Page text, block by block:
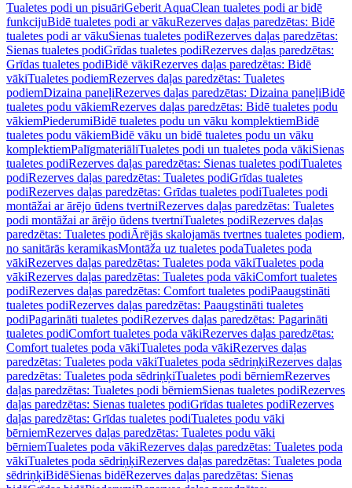
Tualetes podi un pisuāriGeberit AquaClean tualetes podi ar bidē
funkcijuBidē tualetes podi ar vākuRezerves daļas paredzētas: Bidē
tualetes podi ar vākuSienas tualetes podiRezerves daļas paredzētas:
Sienas tualetes podiGrīdas tualetes podiRezerves daļas paredzētas:
Grīdas tualetes podiBidē vākiRezerves daļas paredzētas: Bidē
vākiTualetes podiemRezerves daļas paredzētas: Tualetes
podiemDizaina paneļiRezerves daļas paredzētas: Dizaina paneļiBidē
tualetes podu vākiemRezerves daļas paredzētas: Bidē tualetes podu
vākiemPiederumiBidē tualetes podu un vāku komplektiemBidē
tualetes podu vākiemBidē vāku un bidē tualetes podu un vāku
komplektiemPalīgmateriāliTualetes podi un tualetes poda vākiSienas
tualetes podiRezerves daļas paredzētas: Sienas tualetes podiTualetes
podiRezerves daļas paredzētas: Tualetes podiGrīdas tualetes
podiRezerves daļas paredzētas: Grīdas tualetes podiTualetes podi
montāžai ar ārējo ūdens tvertniRezerves daļas paredzētas: Tualetes
podi montāžai ar ārējo ūdens tvertniTualetes podiRezerves daļas
paredzētas: Tualetes podiĀrējās skalojamās tvertnes tualetes podiem,
no sanitārās keramikasMontāža uz tualetes podaTualetes poda
vākiRezerves daļas paredzētas: Tualetes poda vākiTualetes poda
vākiRezerves daļas paredzētas: Tualetes poda vākiComfort tualetes
podiRezerves daļas paredzētas: Comfort tualetes podiPaaugstināti
tualetes podiRezerves daļas paredzētas: Paaugstināti tualetes
podiPagarināti tualetes podiRezerves daļas paredzētas: Pagarināti
tualetes podiComfort tualetes poda vākiRezerves daļas paredzētas:
Comfort tualetes poda vākiTualetes poda vākiRezerves daļas
paredzētas: Tualetes poda vākiTualetes poda sēdriņķiRezerves daļas
paredzētas: Tualetes poda sēdriņķiTualetes podi bērniemRezerves
daļas paredzētas: Tualetes podi bērniemSienas tualetes podiRezerves
daļas paredzētas: Sienas tualetes podiGrīdas tualetes podiRezerves
daļas paredzētas: Grīdas tualetes podiTualetes podu vāki
bērniemRezerves daļas paredzētas: Tualetes podu vāki
bērniemTualetes poda vākiRezerves daļas paredzētas: Tualetes poda
vākiTualetes poda sēdriņķiRezerves daļas paredzētas: Tualetes poda
sēdriņķiBidēSienas bidēRezerves daļas paredzētas: Sienas